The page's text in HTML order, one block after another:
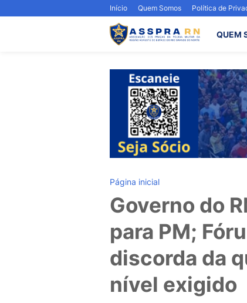
Início Quem Somos Política de
QUEM
Página inicial
Governo do
para PM;
discorda da
nível exigido